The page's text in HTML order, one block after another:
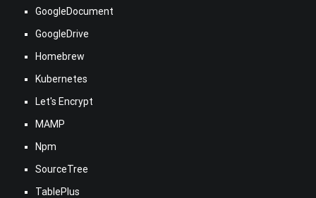
GoogleDocument
GoogleDrive
Homebrew
Kubernetes
Let's Encrypt
MAMP
Npm
SourceTree
TablePlus